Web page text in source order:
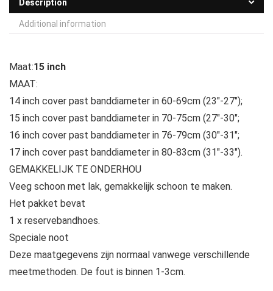
Description
Additional information
Maat:15 inch
MAAT:
14 inch cover past banddiameter in 60-69cm (23″-27″);
15 inch cover past banddiameter in 70-75cm (27″-30″;
16 inch cover past banddiameter in 76-79cm (30″-31″;
17 inch cover past banddiameter in 80-83cm (31″-33″).
GEMAKKELIJK TE ONDERHOU
Veeg schoon met lak, gemakkelijk schoon te maken.
Het pakket bevat
1 x reservebandhoes.
Speciale noot
Deze maatgegevens zijn normaal vanwege verschillende
meetmethoden. De fout is binnen 1-3cm.